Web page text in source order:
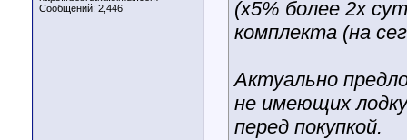
Сообщений: 2,446
(х5% более 2х
комплекта (на
Актуально
не имеющих
перед покупкой.